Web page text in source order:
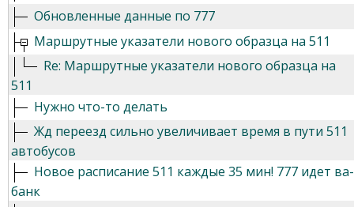
Обновленные данные по 777
Маршрутные указатели нового образца на 511
Re: Маршрутные указатели нового образца на
511
Нужно что-то делать
Жд переезд сильно увеличивает время в пути 511
автобусов
Новое расписание 511 каждые 35 мин! 777 идет ва-
банк